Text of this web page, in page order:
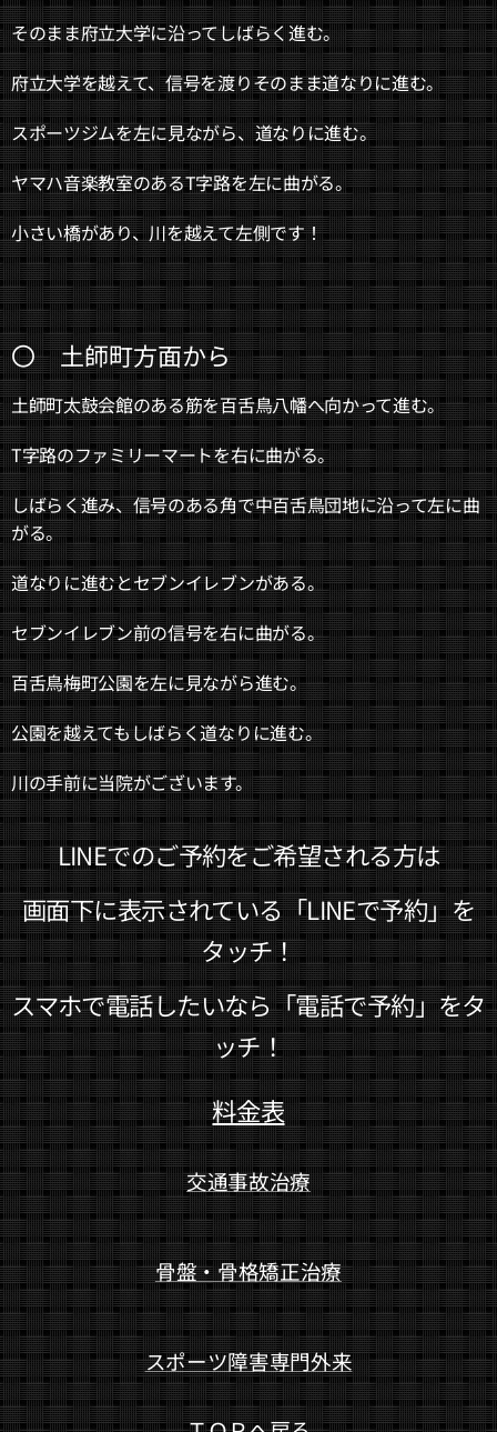
そのまま府立大学に沿ってしばらく進む。
府立大学を越えて、信号を渡りそのまま道なりに進む。
スポーツジムを左に見ながら、道なりに進む。
ヤマハ音楽教室のあるT字路を左に曲がる。
小さい橋があり、川を越えて左側です！
〇 土師町方面から
土師町太鼓会館のある筋を百舌鳥八幡へ向かって進む。
T字路のファミリーマートを右に曲がる。
しばらく進み、信号のある角で中百舌鳥団地に沿って左に曲
がる。
道なりに進むとセブンイレブンがある。
セブンイレブン前の信号を右に曲がる。
百舌鳥梅町公園を左に見ながら進む。
公園を越えてもしばらく道なりに進む。
川の手前に当院がございます。
LINEでのご予約をご希望される方は
画面下に表示されている「LINEで予約」を
タッチ！
スマホで電話したいなら「電話で予約」をタ
ッチ！
料金表
交通事故治療
骨盤・骨格矯正治療
スポーツ障害専門外来